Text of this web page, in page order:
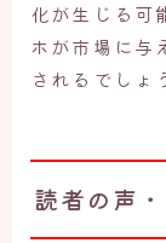
化が生じる可
ホが市場に与
されるでしょ
読者の声